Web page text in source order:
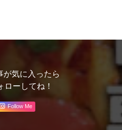
が気に入ったら
ローしてね！
Follow Me